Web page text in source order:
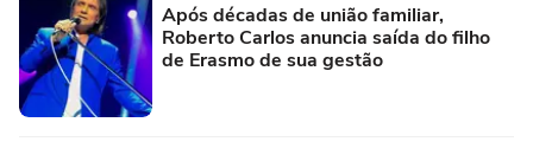
Após décadas de união familiar,
Roberto Carlos anuncia saída do filho
de Erasmo de sua gestão